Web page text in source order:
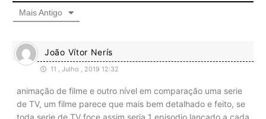
Mais Antigo
João Vítor Nerís
11 , Julho , 2019 12:32
animação de filme e outro nível em comparação uma serie
de TV, um filme parece que mais bem detalhado e feito, se
toda serie de TV foce assim seria 1 episodio lançado a cada